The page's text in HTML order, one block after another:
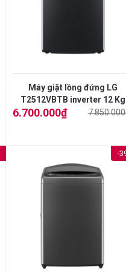
Máy giặt lồng đứng LG
T2512VBTB inverter 12 Kg
7.850.000
Giá
6.700.000₫
Giá
-